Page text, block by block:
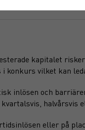
kapitalet
konkurs vilket kan
inlösen och
halvårsvis
eller på